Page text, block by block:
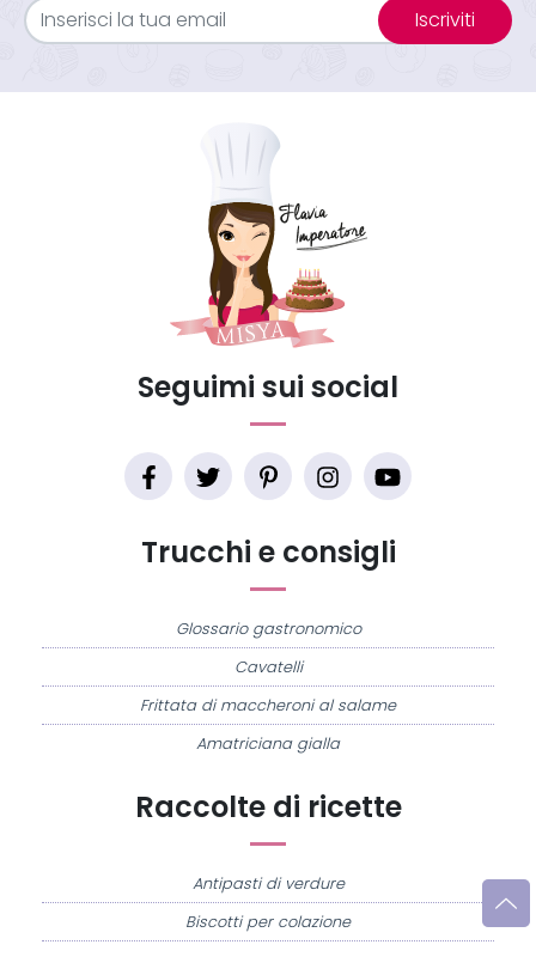
Iscriviti
Raccolte di ricette
Antipasti di verdure
Biscotti per colazione
Trucchi e consigli
Glossario gastronomico
Cavatelli
Frittata di maccheroni al salame
Amatriciana gialla
Seguimi sui social